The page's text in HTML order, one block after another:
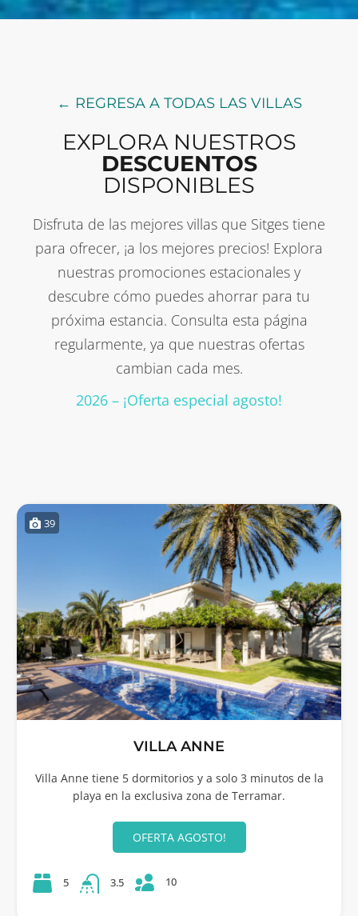
← REGRESA A TODAS LAS VILLAS
EXPLORA NUESTROS
DESCUENTOS
DISPONIBLES
Disfruta de las mejores villas que Sitges tiene
para ofrecer, ¡a los mejores precios! Explora
nuestras promociones estacionales y
descubre cómo puedes ahorrar para tu
próxima estancia. Consulta esta página
regularmente, ya que nuestras ofertas
cambian cada mes.
2026 – ¡Oferta especial agosto!
39
VILLA ANNE
Villa Anne tiene 5 dormitorios y a solo 3 minutos de la
playa en la exclusiva zona de Terramar.
OFERTA AGOSTO!
5 3.5 10